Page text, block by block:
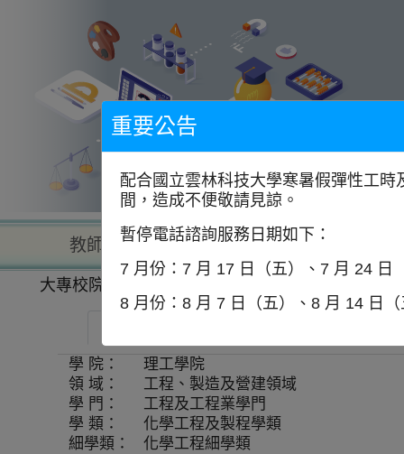
教師查詢 學校查詢
大專校院一覽表
學 院：
理工學院
領 域：
工程、製造及營建領域
學 門：
工程及工程業學門
學 類：
化學工程及製程學類
細學類：
化學工程細學類
重要公告
配合國立雲林科技大學寒暑假彈性工
間，造成不便敬請見諒。
暫停電話諮詢服務日期如下：
7 月份：7 月 17 日（五）、7 月 24 日
8 月份：8 月 7 日（五）、8 月 14 日（